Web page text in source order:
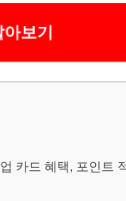
보기
카드 혜택, 포인트